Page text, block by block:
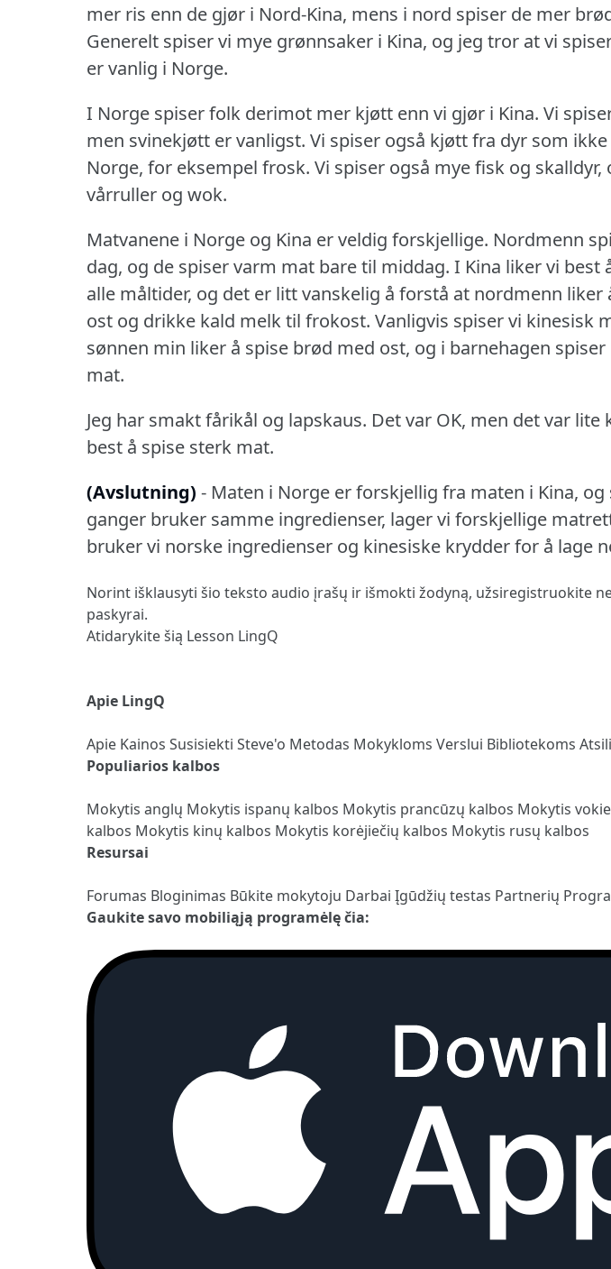
mer ris enn de gjør i Nord-Kina, mens i nord spiser de mer
Generelt spiser vi mye grønnsaker i Kina, og jeg tror at vi
er vanlig i Norge.
I Norge spiser folk derimot mer kjøtt enn vi gjør i Kina. Vi
men svinekjøtt er vanligst. Vi spiser også kjøtt fra dyr som
Norge, for eksempel frosk. Vi spiser også mye fisk og skalldyr,
vårruller og wok.
Matvanene i Norge og Kina er veldig forskjellige. Nordmenn
dag, og de spiser varm mat bare til middag. I Kina liker vi best
alle måltider, og det er litt vanskelig å forstå at nordmenn liker
ost og drikke kald melk til frokost. Vanligvis spiser vi kinesisk
sønnen min liker å spise brød med ost, og i barnehagen
mat.
Jeg har smakt fårikål og lapskaus. Det var OK, men det var lite
best å spise sterk mat.
(Avslutning) - Maten i Norge er forskjellig fra maten i Kina, og
ganger bruker samme ingredienser, lager vi forskjellige
bruker vi norske ingredienser og kinesiske krydder for å lage
Norint išklausyti šio teksto audio įrašų ir išmokti žodyną, užsiregistruokite
paskyrai.
Atidarykite šią Lesson LingQ
Apie LingQ
Apie Kainos Susisiekti Steve'o Metodas Mokykloms Verslui Bibliotekoms
Populiarios kalbos
Mokytis anglų Mokytis ispanų kalbos Mokytis prancūzų kalbos Mokytis
kalbos Mokytis kinų kalbos Mokytis korėjiečių kalbos Mokytis rusų kalbos
Resursai
Forumas Bloginimas Būkite mokytoju Darbai Įgūdžių testas Partnerių
Gaukite savo mobiliąją programėlę čia: